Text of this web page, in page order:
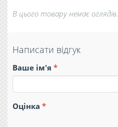
В цього товару немає оглядів.
Написати відгук
Ваше ім'я
Оцінка